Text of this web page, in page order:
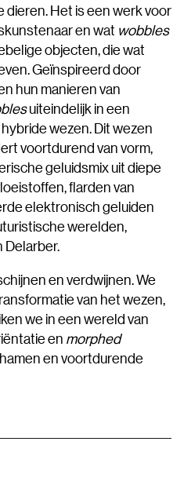
Het is een werk voor
en wat wobbles
objecten, die wat
Geïnspireerd door
hun manieren van
uiteindelijk in een
wezen. Dit wezen
voortdurend van vorm,
geluidsmix uit diepe
flarden van
elektronisch geluiden
werelden,
Delarber.
en verdwijnen. We
van het wezen,
we in een wereld van
en morphed
en voortdurende